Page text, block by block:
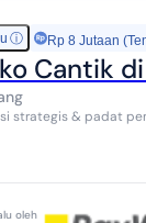
ⓘ Rp 8 Jutaan
Cantik
Di jalan dengan 4 jalur ID
...
oleh